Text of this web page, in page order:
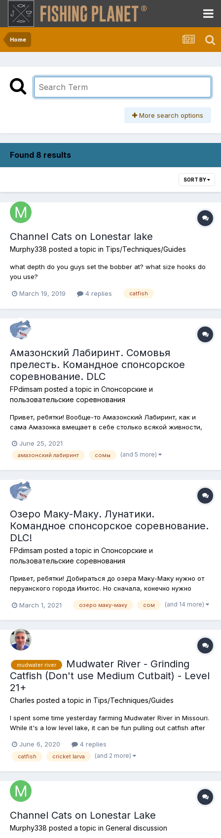
Home
More search options
Found 8 results
SORT BY
Channel Cats on Lonestar lake
Murphy338 posted a topic in Tips/Techniques/Guides
what depth do you guys set the bobber at? what size hooks do
you use?
March 19, 2019 4 replies catfish
Амазонский Лабиринт. Сомовья
прелесть. Командное спонсорское
соревнование. DLC
FPdimsam posted a topic in Спонсорские и
пользовательские соревнования
Привет, ребятки! Вообще-то Амазонский Лабиринт, как и
сама Амазонка вмещает в себе столько всякой живности,
можно очень долго и соревноваться в её поимке тоже. Но
сегодня мы отправлемся на охоту за амазонскими сомами, в
June 25, 2021
амазонский лабиринт сомы (and 5 more)
Озеро Маку-Маку. Лунатики.
Командное спонсорское соревнование.
DLC!
FPdimsam posted a topic in Спонсорские и
пользовательские соревнования
Привет, ребятки! Добираться до озера Маку-Маку нужно от
перуанского города Икитос. Но сначала, конечно нужно
путешествие у нас сегодня будет долгое и ночное. Потому
сомиками озера Маку-Маку, ло...
March 1, 2021 озеро маку-маку сом (and 14 more)
mudwater river
Mudwater River - Grinding
Catfish (Don't use Medium Cutbait) - Level
21+
Charles posted a topic in Tips/Techniques/Guides
I spent some time yesterday farming Mudwater River in Missouri.
While it's a low level lake, it can be fun pulling out catfish after
several good Youtube videos on the subject of catching trophy
catfish at Mudwater. The typical advi...
June 6, 2020 4 replies
catfish cricket larva (and 2 more)
Channel Cats on Lonestar Lake
Murphy338 posted a topic in General discussion